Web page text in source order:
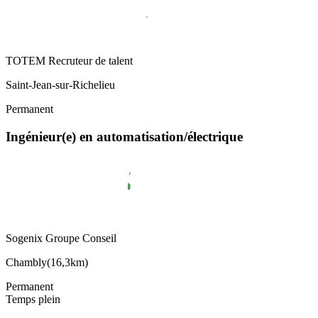
TOTEM Recruteur de talent
Saint-Jean-sur-Richelieu
Permanent
Ingénieur(e) en automatisation/électrique
Sogenix Groupe Conseil
Chambly(16,3km)
Permanent
Temps plein